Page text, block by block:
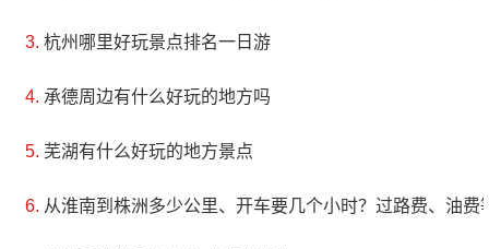
杭州哪里好玩景点排名一日游
承德周边有什么好玩的地方吗
芜湖有什么好玩的地方景点
从淮南到株洲多少公里、开车要几个小时？过路费、油费